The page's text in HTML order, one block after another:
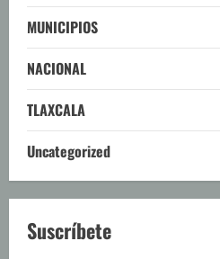
MUNICIPIOS
NACIONAL
TLAXCALA
Uncategorized
Suscríbete